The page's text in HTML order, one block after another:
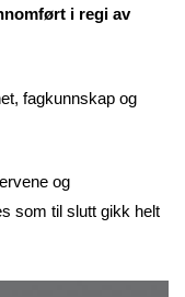
i regi av
fagkunnskap og
og
som til slutt gikk helt